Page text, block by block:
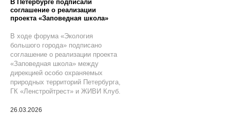
В Петербурге подписали
соглашение о реализации
проекта «Заповедная школа»
В ходе форума «Экология
большого города» подписано
соглашение о реализации проекта
«Заповедная школа» между
дирекцией особо охраняемых
природных территорий Петербурга,
ГК «Ленстройтрест» и ЖИВИ Клуб.
26.03.2026